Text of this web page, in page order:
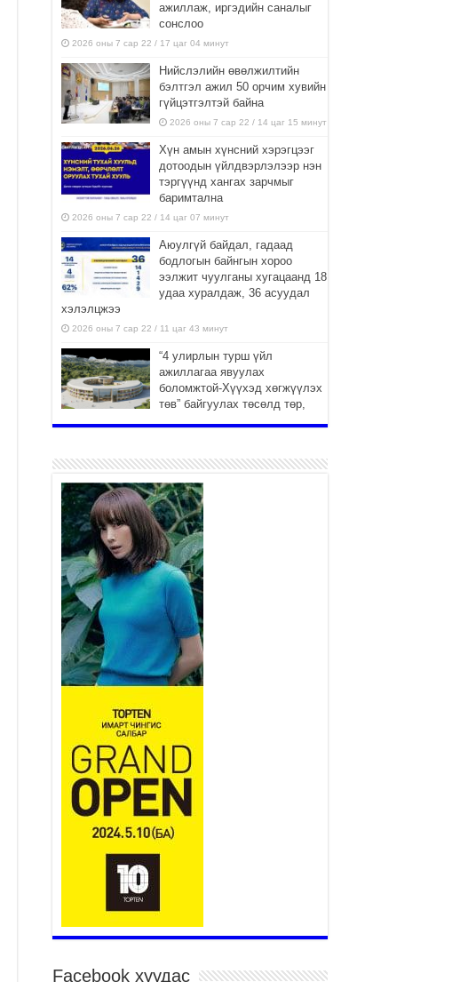
ажиллаж, иргэдийн саналыг
сонслоо
2026 оны 7 сар 22 / 17 цаг 04 минут
Нийслэлийн өвөлжилтийн
бэлтгэл ажил 50 орчим хувийн
гүйцэтгэлтэй байна
2026 оны 7 сар 22 / 14 цаг 15 минут
Хүн амын хүнсний хэрэгцээг
дотоодын үйлдвэрлэлээр нэн
тэргүүнд хангах зарчмыг
баримтална
2026 оны 7 сар 22 / 14 цаг 07 минут
Аюулгүй байдал, гадаад
бодлогын байнгын хороо
ээлжит чуулганы хугацаанд 18
удаа хуралдаж, 36 асуудал
хэлэлцжээ
2026 оны 7 сар 22 / 11 цаг 43 минут
“4 улирлын турш үйл
ажиллагаа явуулах
боломжтой-Хүүхэд хөгжүүлэх
төв” байгуулах төсөлд төр,
Б.Пүрэвдагва: “Урт цагаан”-ыг
залуучууд чөлөөт цагаа
өнгөрүүлдэг, жуулчид зорьж
ирдэг цэг болгоно
2026 оны 7 сар 21 / 16 цаг 47 минут
Тусгай замын автобус /BRT/
төслийн удирдах хорооны
ээлжит хуралдаан боллоо
2026 оны 7 сар 21 / 16 цаг 43 минут
Ерөнхий сайд Н.Учрал БНХАУ-аас Монгол Улсад
суугаа Элчин сайд Шэнь Миньжюанийг хүлээн
авч уулзав
2026 оны 7 сар 21 / 16 цаг 39 минут
БҮГД НАЙРАМДАХ ТАЖИКИСТАН УЛСТАЙ
ЭДИЙН ЗАСГИЙН ХАМТЫН АЖИЛЛАГААГ
ӨРГӨЖҮҮЛНЭ
2026 оны 7 сар 21 / 16 цаг 34 минут
26,992 суралцагч хотхоны бага сургуульд, 8100
суралцагч төрөлжсөн ахлах сургуульд
2026 оны 7 сар 21 / 13 цаг 43 минут
COP17 хурлын үеэрх замын хөдөлгөөн, нийтийн
тээврийн зохицуулалт, сургууль, цэцэрлэг, зах,
худалдааны төвийн ажиллах хуваарийг гаргаж,
иргэдэд мэдээлэхийг үүрэг болголоо
Facebook хуудас